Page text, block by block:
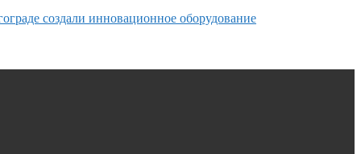
создали инновационное оборудование